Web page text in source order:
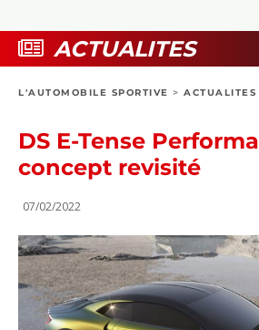
BOUTIQUE
ACTUALITES
L'AUTOMOBILE SPORTIVE > ACTUALITES
DS E-Tense
concept revisité
07/02/2022